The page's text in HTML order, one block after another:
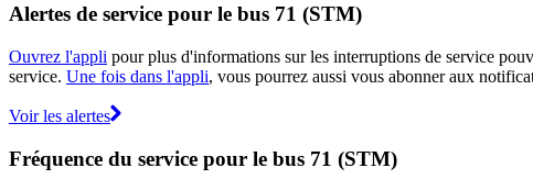
Alertes de service pour le bus 71 (STM)
Ouvrez l'appli pour plus d'informations sur les interruptions de service
service. Une fois dans l'appli, vous pourrez aussi vous abonner aux
Voir les alertes
Fréquence du service pour le bus 71 (STM)